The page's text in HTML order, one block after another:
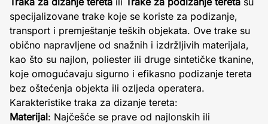
specijalizovane trake koje se koriste za podizanje,
transport i premještanje teških objekata. Ove trake su
obično napravljene od snažnih i izdržljivih materijala,
kao što su najlon, poliester ili druge sintetičke tkanine,
koje omogućavaju sigurno i efikasno podizanje tereta
bez oštećenja objekta ili ozljeda operatera.
Karakteristike traka za dizanje tereta:
Materijal: Najčešće se prave od najlonskih ili